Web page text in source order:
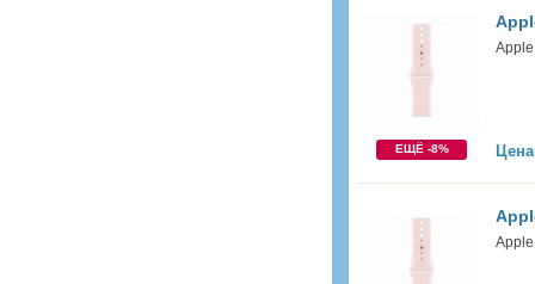
ЕЩЁ -8%